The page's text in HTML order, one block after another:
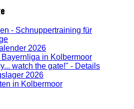
- Schnuppertraining für
2026
Bayernliga in Kolbermoor
watch the gate!" - Details
2026
in Kolbermoor